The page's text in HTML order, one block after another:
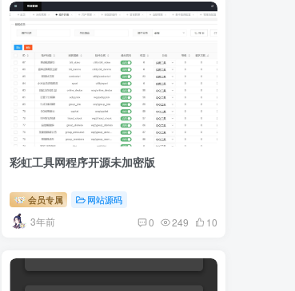
彩虹工具网程序开源未加密版
会员专属 网站源码
3年前 0 249 10